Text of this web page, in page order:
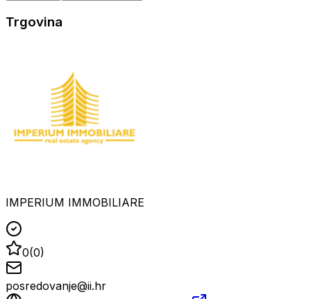
Trgovina
IMPERIUM IMMOBILIARE
0(0)
posredovanje@ii.hr